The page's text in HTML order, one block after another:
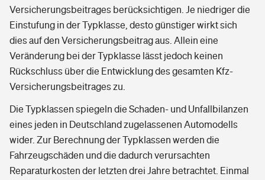
Versicherungsbeitrages berücksichtigen. Je niedriger die
Einstufung in der Typklasse, desto günstiger wirkt sich
dies auf den Versicherungsbeitrag aus. Allein eine
Veränderung bei der Typklasse lässt jedoch keinen
Rückschluss über die Entwicklung des gesamten Kfz-
Versicherungsbeitrages zu.
Die Typklassen spiegeln die Schaden- und Unfallbilanzen
eines jeden in Deutschland zugelassenen Automodells
wider. Zur Berechnung der Typklassen werden die
Fahrzeugschäden und die dadurch verursachten
Reparaturkosten der letzten drei Jahre betrachtet. Einmal